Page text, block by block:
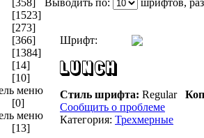
[358]
[1523]
[273]
[366]
[1384]
[14]
[10]
[0]
[13]
Выводить по: шрифтов,
Шрифт:
Стиль шрифта: Regular
Сообщить о проблеме
Категория: Трехмерные